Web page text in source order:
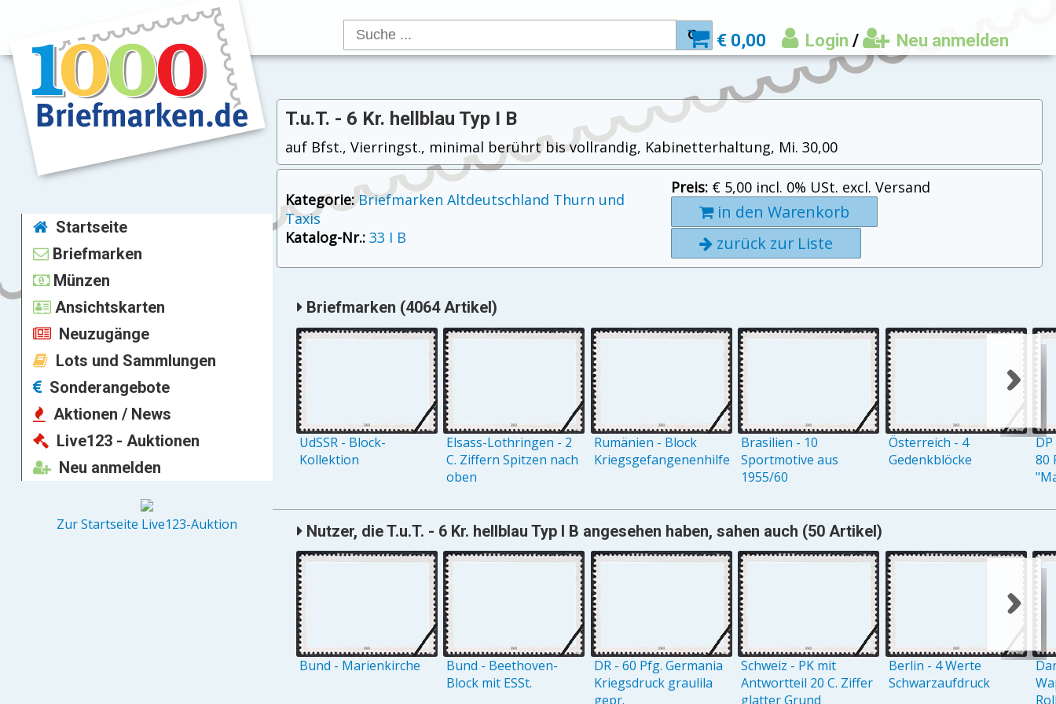
€ 0,00 Login / Neu anmelden
Startseite
Briefmarken
Münzen
Ansichtskarten
Neuzugänge
Lots und Sammlungen
Sonderangebote
Aktionen / News
Live123 - Auktionen
Neu anmelden
Zur Startseite Live123-Auktion
T.u.T. - 6 Kr. hellblau Typ I B
auf Bfst., Vierringst., minimal berührt bis vollrandig, Kabinetterhaltung, Mi. 30,00
Kategorie: Briefmarken Altdeutschland Thurn und
Taxis
Katalog-Nr.: 33 I B
Preis: € 5,00 incl. 0% USt. excl. Versand
in den Warenkorb
zurück zur Liste
Briefmarken (4064 Artikel)
UdSSR - Block-
Kollektion
Elsass-Lothringen - 2
C. Ziffern Spitzen nach
oben
Rumänien - Block
Kriegsgefangenenhilfe
Brasilien - 10
Sportmotive aus
1955/60
Österreich - 4
Gedenkblöcke
80
Nutzer, die T.u.T. - 6 Kr. hellblau Typ I B angesehen haben, sahen auch (50 Artikel)
Bund - Marienkirche
Bund - Beethoven-
Block mit ESSt.
DR - 60 Pfg. Germania
Kriegsdruck graulila
gepr.
Schweiz - PK mit
Antwortteil 20 C. Ziffer
glatter Grund
Berlin - 4 Werte
Schwarzaufdruck